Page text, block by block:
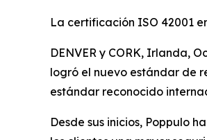
La certificación ISO 42001
DENVER y CORK, Irlanda,
logró el nuevo estándar de
estándar reconocido
Desde sus inicios, Poppulo